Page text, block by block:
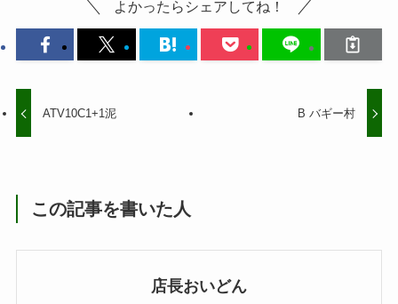
よかったらシェアしてね！
ATV10C1+1泥 B バギー村
この記事を書いた人
店長おいどん